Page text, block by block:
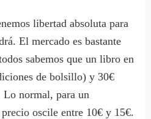
libertad absoluta para
El mercado es bastante
sabemos que un libro en
de bolsillo) y 30€
Lo normal, para un
oscile entre 10€ y 15€.